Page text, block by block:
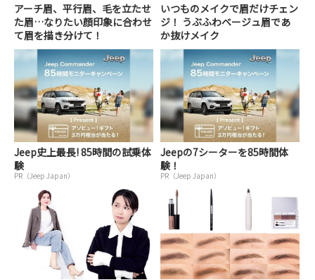
アーチ眉、平行眉、毛を立たせ
た眉…なりたい顔印象に合わせ
て眉を描き分けて！
いつものメイクで眉だけチェン
ジ！ うぶふわベージュ眉であ
か抜けメイク
Jeep史上最長! 85時間の試乗体
験
PR（Jeep Japan）
Jeepの7シーターを85時間体
験！
PR（Jeep Japan）